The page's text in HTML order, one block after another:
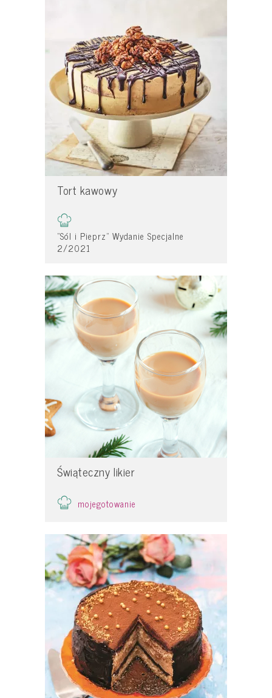
Tort kawowy
"Sól i Pieprz" Wydanie Specjalne
2/2021
Świąteczny likier
mojegotowanie